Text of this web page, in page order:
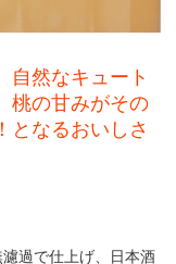
自然なキュート
桃の甘みがその
となるおいしさ
過で仕上げ、日本酒